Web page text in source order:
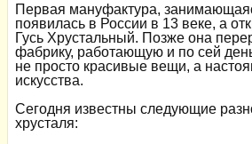
Первая мануфактура,
появилась в России в 13 веке, а
Гусь Хрустальный. Позже она
фабрику, работающую и по сей
не просто красивые вещи, а
искусства.
Сегодня известны следующие
хрусталя: